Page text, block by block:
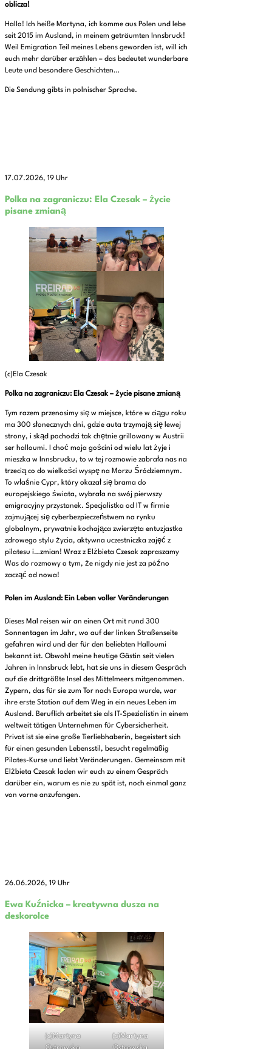
oblicza!
Hallo! Ich heiße Martyna, ich komme aus Polen und lebe
seit 2015 im Ausland, in meinem geträumten Innsbruck!
Weil Emigration Teil meines Lebens geworden ist, will ich
euch mehr darüber erzählen – das bedeutet wunderbare
Leute und besondere Geschichten…
Die Sendung gibts in polnischer Sprache.
17.07.2026, 19 Uhr
Polka na zagraniczu: Ela Czesak – życie
pisane zmianą
(c)Ela Czesak
Polka na zagraniczu: Ela Czesak – życie pisane zmianą
Tym razem przenosimy się w miejsce, które w ciągu roku
ma 300 słonecznych dni, gdzie auta trzymają się lewej
strony, i skąd pochodzi tak chętnie grillowany w Austrii
ser halloumi. I choć moja gościni od wielu lat żyje i
mieszka w Innsbrucku, to w tej rozmowie zabrała nas na
trzecią co do wielkości wyspę na Morzu Śródziemnym.
To właśnie Cypr, który okazał się brama do
europejskiego świata, wybrała na swój pierwszy
emigracyjny przystanek. Specjalistka od IT w firmie
zajmującej się cyberbezpieczeństwem na rynku
globalnym, prywatnie kochająca zwierzęta entuzjastka
zdrowego stylu życia, aktywna uczestniczka zajęć z
pilatesu i…zmian! Wraz z Elżbieta Czesak zapraszamy
Was do rozmowy o tym, że nigdy nie jest za późno
zacząć od nowa!
Polen im Ausland: Ein Leben voller Veränderungen
Dieses Mal reisen wir an einen Ort mit rund 300
Sonnentagen im Jahr, wo auf der linken Straßenseite
gefahren wird und der für den beliebten Halloumi
bekannt ist. Obwohl meine heutige Gästin seit vielen
Jahren in Innsbruck lebt, hat sie uns in diesem Gespräch
auf die drittgrößte Insel des Mittelmeers mitgenommen.
Zypern, das für sie zum Tor nach Europa wurde, war
ihre erste Station auf dem Weg in ein neues Leben im
Ausland. Beruflich arbeitet sie als IT-Spezialistin in einem
weltweit tätigen Unternehmen für Cybersicherheit.
Privat ist sie eine große Tierliebhaberin, begeistert sich
für einen gesunden Lebensstil, besucht regelmäßig
Pilates-Kurse und liebt Veränderungen. Gemeinsam mit
Elżbieta Czesak laden wir euch zu einem Gespräch
darüber ein, warum es nie zu spät ist, noch einmal ganz
von vorne anzufangen.
26.06.2026, 19 Uhr
Ewa Kuźnicka – kreatywna dusza na
deskorolce
(c)Martyna
(c)Martyna